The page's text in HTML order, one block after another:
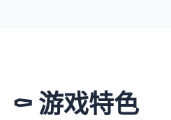
⚰️ 游戏特色